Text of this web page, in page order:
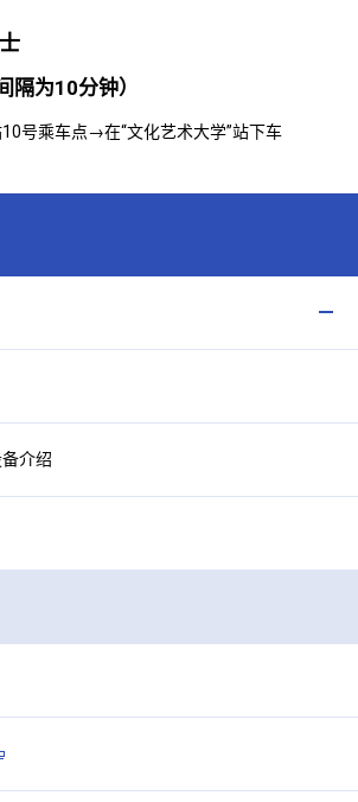
隔为10分钟）
号乘车点→在“文化艺术大学”站下车
介绍